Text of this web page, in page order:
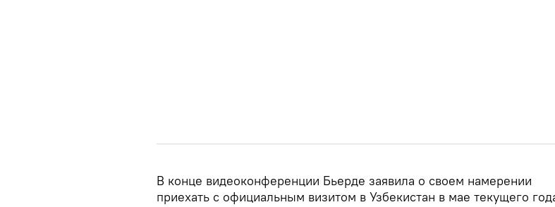
В конце видеоконференции Бьерде заявила о своем намерении
приехать с официальным визитом в Узбекистан в мае текущего